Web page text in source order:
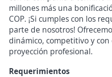
millones más una
COP. ¡Si cumples con los
parte de nosotros!
dinámico, competitivo y
proyección profesional.
Requerimientos